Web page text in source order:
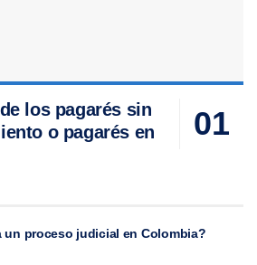
los pagarés sin
o pagarés en
un proceso judicial en Colombia?